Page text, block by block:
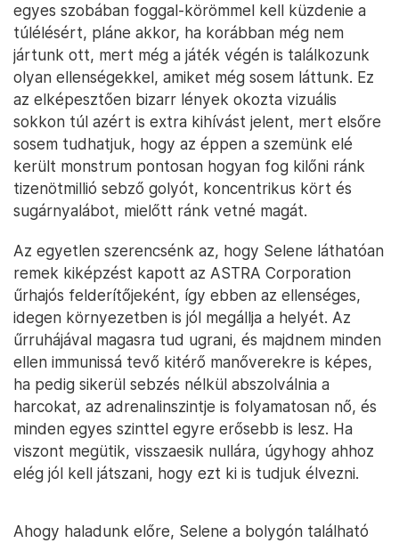
egyes szobában foggal-körömmel kell küzdenie a
túlélésért, pláne akkor, ha korábban még nem
jártunk ott, mert még a játék végén is találkozunk
olyan ellenségekkel, amiket még sosem láttunk. Ez
az elképesztően bizarr lények okozta vizuális
sokkon túl azért is extra kihívást jelent, mert elsőre
sosem tudhatjuk, hogy az éppen a szemünk elé
került monstrum pontosan hogyan fog kilőni ránk
tizenötmillió sebző golyót, koncentrikus kört és
sugárnyalábot, mielőtt ránk vetné magát.
Az egyetlen szerencsénk az, hogy Selene láthatóan
remek kiképzést kapott az ASTRA Corporation
űrhajós felderítőjeként, így ebben az ellenséges,
idegen környezetben is jól megállja a helyét. Az
űrruhájával magasra tud ugrani, és majdnem minden
ellen immunissá tevő kitérő manőverekre is képes,
ha pedig sikerül sebzés nélkül abszolválnia a
harcokat, az adrenalinszintje is folyamatosan nő, és
minden egyes szinttel egyre erősebb is lesz. Ha
viszont megütik, visszaesik nullára, úgyhogy ahhoz
elég jól kell játszani, hogy ezt ki is tudjuk élvezni.
Ahogy haladunk előre, Selene a bolygón található